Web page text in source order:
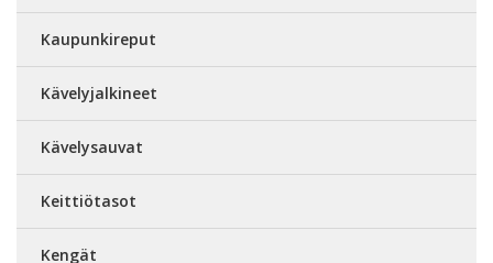
Kaupunkireput
Kävelyjalkineet
Kävelysauvat
Keittiötasot
Kengät